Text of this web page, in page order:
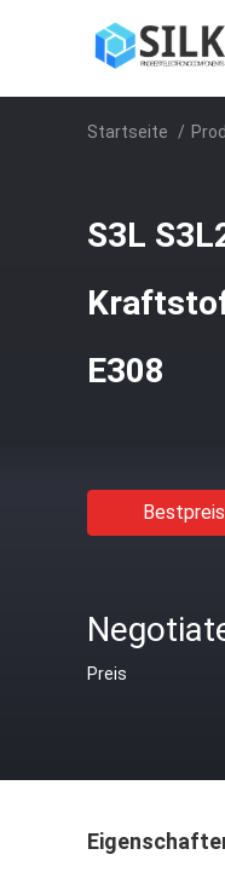
Startseite /
S3L
E308
Bestpreis
Preis